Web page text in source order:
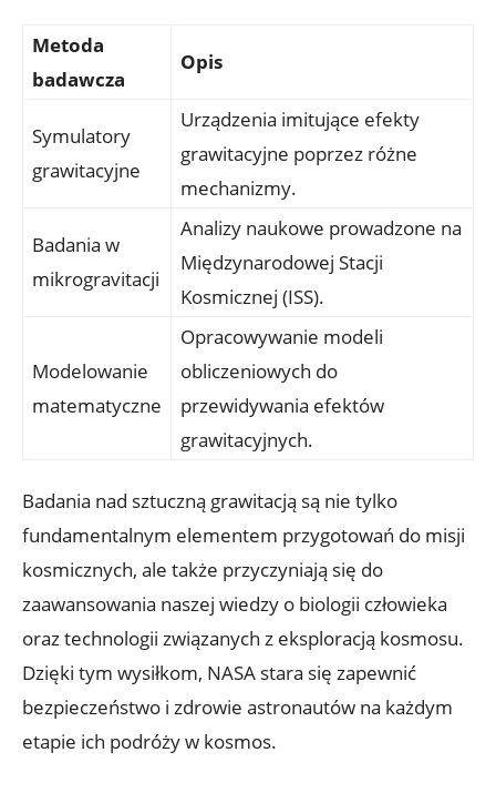
Metoda
badawcza
Opis
Symulatory
grawitacyjne
Urządzenia imitujące efekty
grawitacyjne⁢ poprzez‌ różne
mechanizmy.
Badania w
⁣mikrogravitacji
Analizy naukowe prowadzone na
Międzynarodowej Stacji
Kosmicznej (ISS).
Modelowanie
matematyczne
Opracowywanie modeli
obliczeniowych do​
przewidywania efektów‌
grawitacyjnych.
Badania nad sztuczną grawitacją są nie tylko
fundamentalnym‍ elementem przygotowań do misji
kosmicznych, ale ⁤także przyczyniają się do
zaawansowania naszej wiedzy o biologii człowieka
oraz technologii ⁣związanych⁢ z eksploracją kosmosu.
‍Dzięki ‍tym⁣ wysiłkom, NASA stara się zapewnić
bezpieczeństwo i zdrowie astronautów na każdym
etapie ich podróży w kosmos.